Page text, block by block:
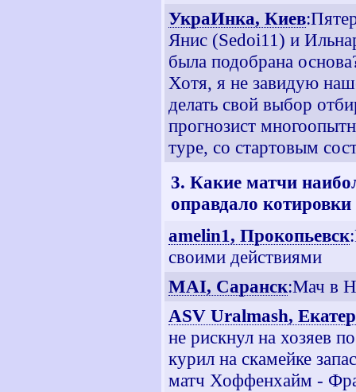
УкраИнка, Киев
Янис (Sedoi11) и
была подобрана
Хотя, я не завидую
делать свой выбор
прогнозист
туре, со стартовым
3. Какие матчи
оправдало
amelin1, Прокопьевск
своими действиями
MAI, Саранск:Мач в
ASV Uralmash,
не рискнул на хозяев
курил на скамейке
матч Хоффенхайм -